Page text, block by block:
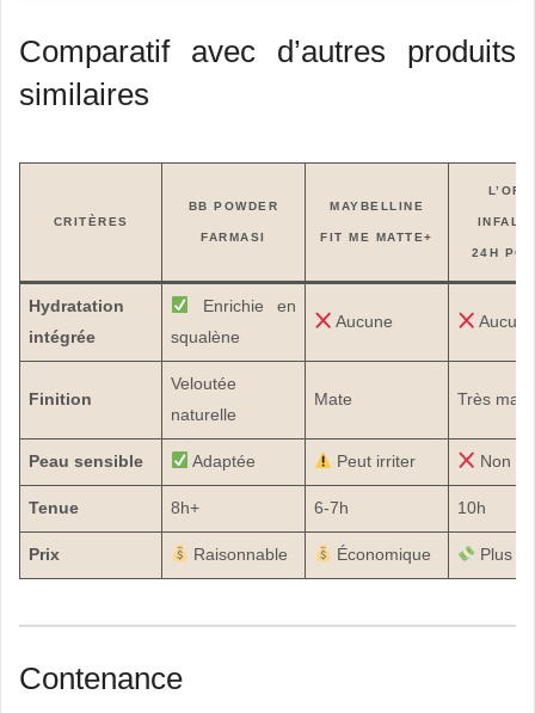
Comparatif avec d’autres produits
similaires
CRITÈRES
BB POWDER
FARMASI
MAYBELLINE
FIT ME MATTE+
24H
Hydratation
intégrée
Enrichie en
squalène
Aucune
Finition
Veloutée
naturelle
Mate Très mate
Peau sensible Adaptée Peut irriter Non
Tenue 8h+ 6-7h 10h
Prix Raisonnable Économique Plus
Contenance